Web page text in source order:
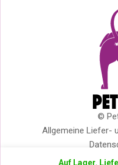
Auf Lager.
©
Copyright
Allgemeine Liefer-